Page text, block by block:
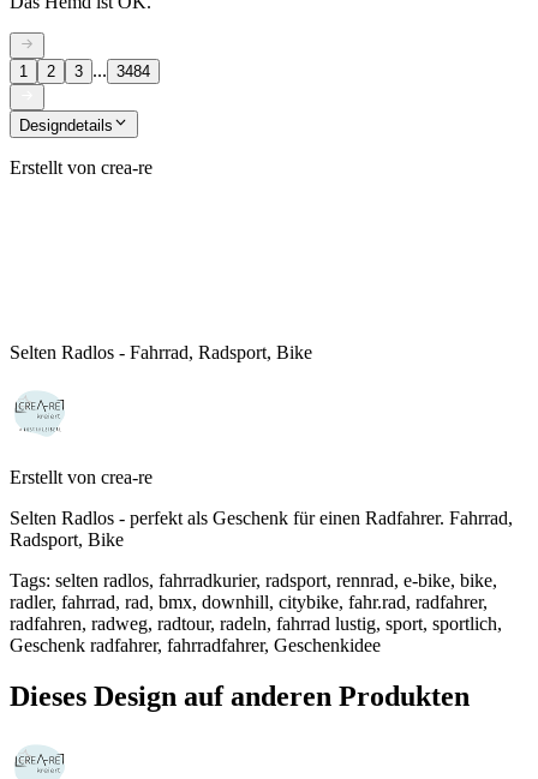
1 2 3 ... 3484
Designdetails
Erstellt von crea-re
Selten Radlos - Fahrrad, Radsport, Bike
Erstellt von crea-re
Selten Radlos - perfekt als Geschenk für einen Radfahrer. Fahrrad,
Radsport, Bike
Tags: selten radlos, fahrradkurier, radsport, rennrad, e-bike, bike,
radler, fahrrad, rad, bmx, downhill, citybike, fahr.rad, radfahrer,
radfahren, radweg, radtour, radeln, fahrrad lustig, sport, sportlich,
Geschenk radfahrer, fahrradfahrer, Geschenkidee
Dieses Design auf anderen Produkten